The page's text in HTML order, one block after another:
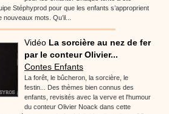
Stéphyprod pour que les enfants s’approprient
mots. Qu’il...
Vidéo La sorcière au nez de fer
par le conteur Olivier...
Contes Enfants
La forêt, le bûcheron, la sorcière, le
festin... Des thèmes bien connus des
enfants, revisités avec la verve et l'humour
du conteur Olivier Noack dans cette